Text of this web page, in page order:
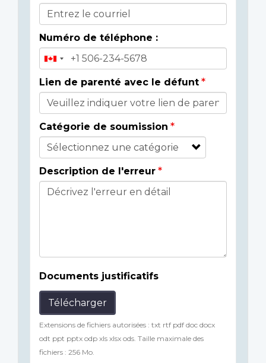
Numéro de téléphone :
Lien de parenté avec le défunt
Catégorie de soumission
Description de l'erreur
Documents justificatifs
Télécharger
Extensions de fichiers autorisées : txt rtf pdf doc docx
odt ppt pptx odp xls xlsx ods. Taille maximale des
fichiers : 256 Mo.